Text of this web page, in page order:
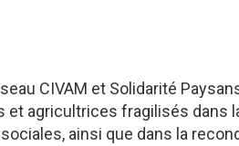
CIVAM et Solidarité
et agricultrices fragilisés dans
ainsi que dans la